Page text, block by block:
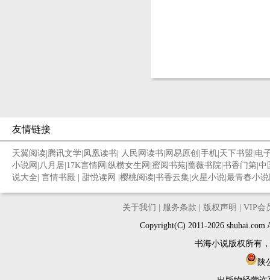
友情链接
天翼阅读 腾讯文学 凤凰读书 人民网读书 网易原创 手机 天下书盟 电
小说网 八月居 17K言情网 纵横女生网 蜜阅书苑 蔷薇书院 书香门第 中
说大全 言情书殿 甜悦读网 樱桃阅读 书香云集 火星小说 最青春小
关于我们 服务条款 版权声明
VIP会
Copyright(C) 2011-2026
书海小说版权所有
陕